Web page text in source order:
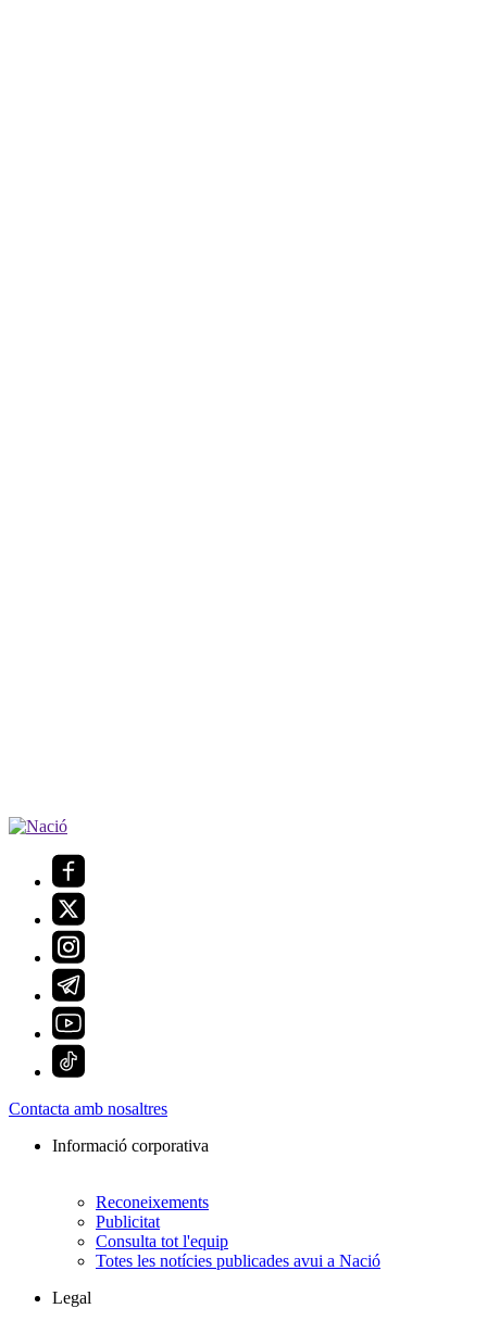
Contacta amb nosaltres
Informació corporativa
Reconeixements
Publicitat
Consulta tot l'equip
Totes les notícies publicades avui a Nació
Legal